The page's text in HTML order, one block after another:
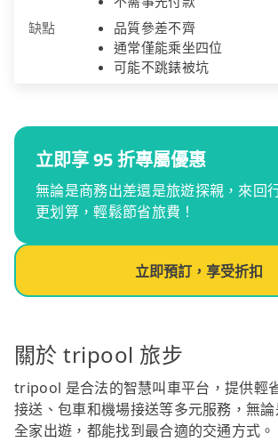
缺點
品質參差不齊
通常僅能乘坐四位
可能不跳錶被坑
立即享 95 折專屬優惠
無論是商務出差還是旅遊探親，來回
更划算，輕鬆節省旅費！
立即預訂，享受折扣
關於 tripool 旅步
tripool 是合法的智慧叫車平台，提供輕
接送、包車和機場接送等多元服務，無
全家出遊，都能找到最合適的交通方式。